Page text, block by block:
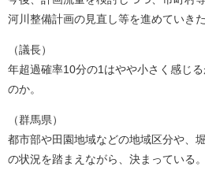
河川整備計画の見直し等を進めていき
（議長）
年超過確率10分の1はやや小さく感じ
のか。
（群馬県）
都市部や田園地域などの地域区分や、
の状況を踏まえながら、決まっている。